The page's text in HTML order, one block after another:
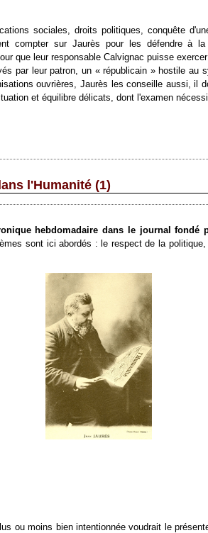
sociales, droits politiques, conquête
compter sur Jaurès pour les défendre à
que leur responsable Calvignac puisse
par leur patron, un « républicain » hostile au
ouvrières, Jaurès les conseille aussi,
et équilibre délicats, dont l'examen
l'Humanité (1)
hebdomadaire dans le journal fondé
sont ici abordés : le respect de la politique,
ou moins bien intentionnée voudrait le